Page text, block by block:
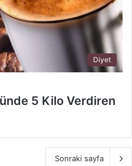
Diyet
5 Kilo Verdiren
Sonraki sayfa